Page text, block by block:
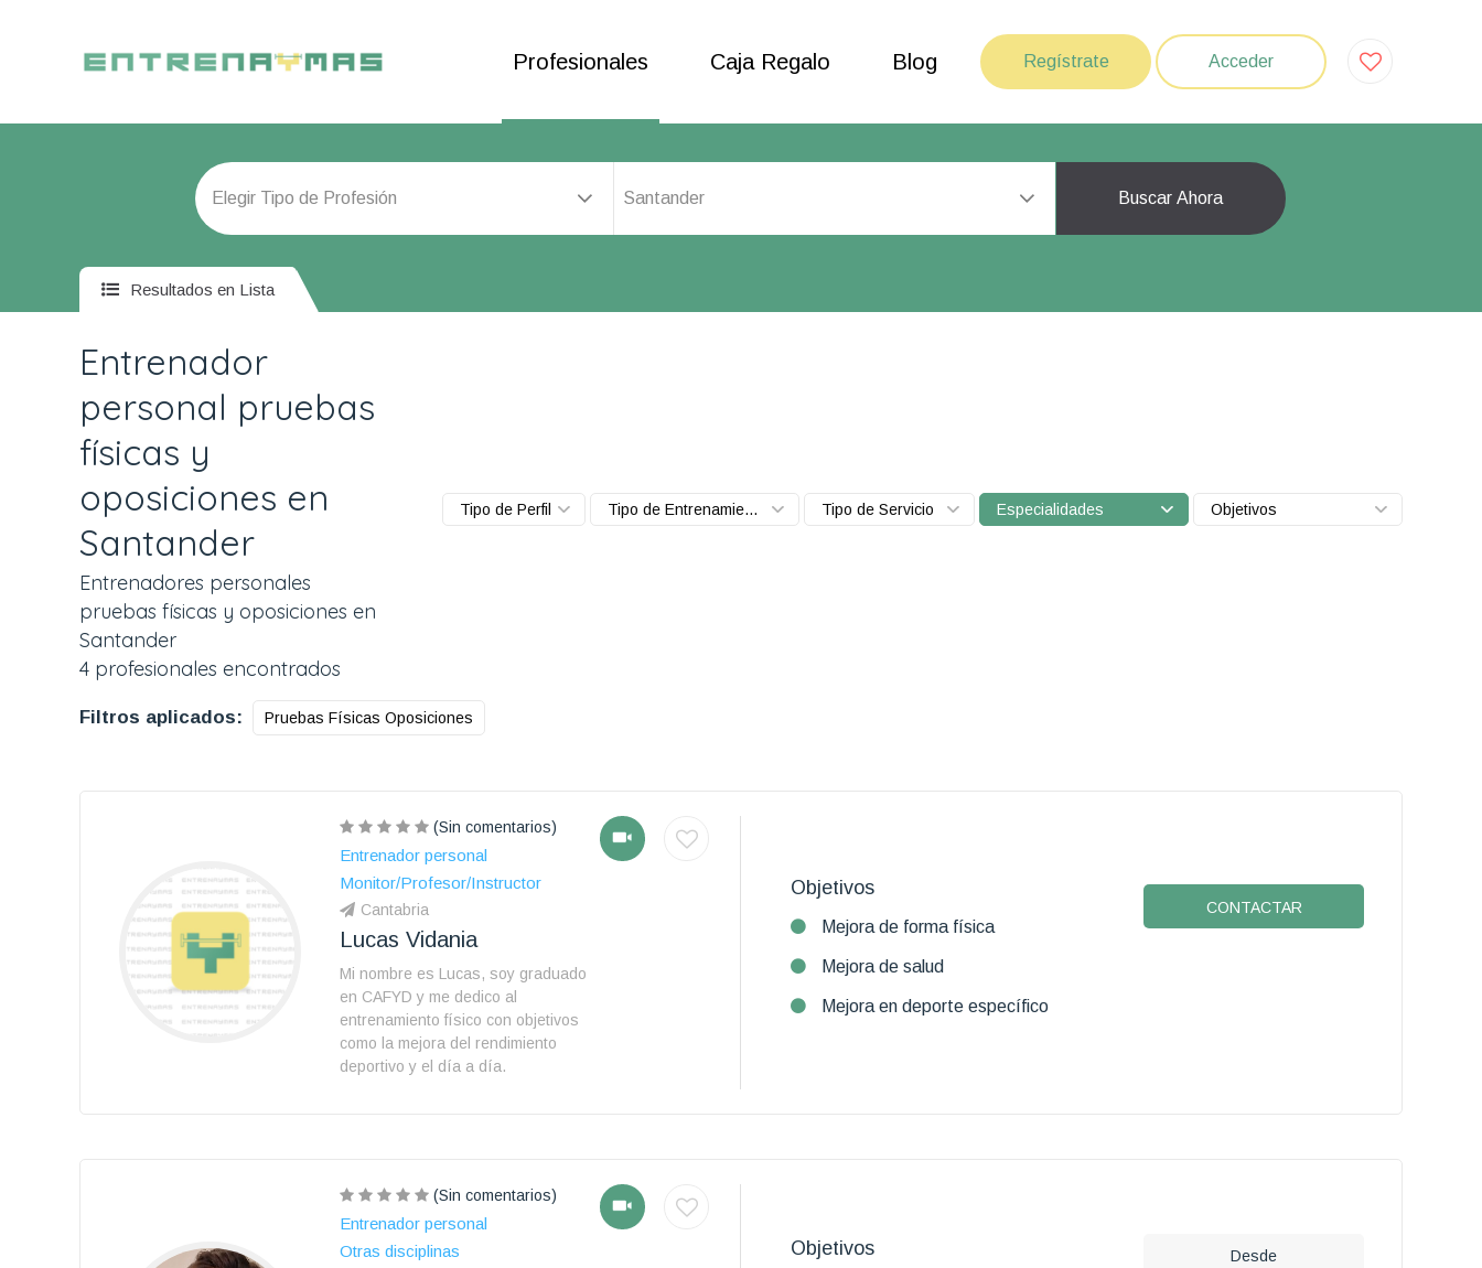
Profesionales Caja Regalo Blog Regístrate Acceder
Santander Buscar Ahora
Resultados en Lista
Entrenador
personal pruebas
físicas y
oposiciones en
Santander
Entrenadores personales
pruebas físicas y oposiciones en
Santander
4 profesionales encontrados
Tipo de Perfil Tipo de Entrenamiento Tipo de Servicio Especialidades Objetivos
Filtros aplicados: Pruebas Físicas Oposiciones
(Sin comentarios)
Entrenador personal
Monitor/Profesor/Instructor
Cantabria
Lucas Vidania
Mi nombre es Lucas, soy graduado
en CAFYD y me dedico al
entrenamiento físico con objetivos
como la mejora del rendimiento
deportivo y el día a día.
Objetivos
Mejora de forma física
Mejora de salud
Mejora en deporte específico
CONTACTAR
(Sin comentarios)
Entrenador personal
Otras disciplinas
Objetivos Desde